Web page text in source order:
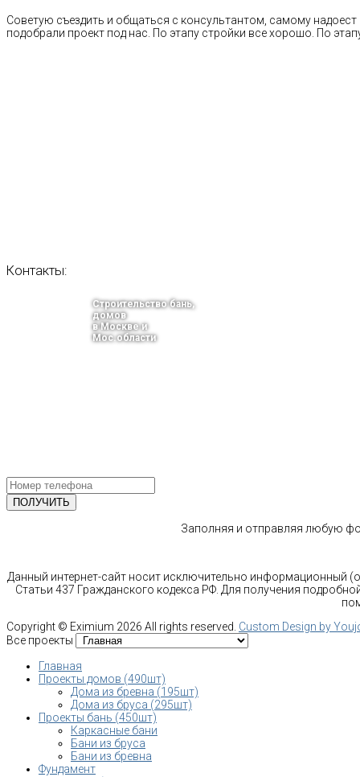
Советую съездить и общаться с консультантом, самому
подобрали проект под нас. По этапу стройки все хорошо. По
Контакты:
Строительство бань,
домов
в Москве и
Мос.области
Заполняя и отправляя любую
Данный интернет-сайт носит исключительно информационный
Статьи 437 Гражданского кодекса РФ. Для получения
Copyright © Eximium 2026 All rights reserved. Custom Design by
Все проекты
Главная
Проекты домов (490шт)
Дома из бревна (195шт)
Дома из бруса (295шт)
Проекты бань (450шт)
Каркасные бани
Бани из бруса
Бани из бревна
Фундамент